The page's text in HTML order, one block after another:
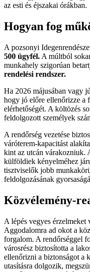
az esti és éjszakai órákban.
Hogyan fog
A pozsonyi
500 ügyfél. A múltból
munkahely szigorúan
rendelési rendszer.
Ha 2026 májusában vagy
hogy jó előre ellenőrizze a
elérhetőségét. A költözés
feldolgozott személyek
A rendőrség vezetése
váróterem-kapacitást
kint az utcán várakozniuk.
külföldiek kényelméhez
tisztviselők jobb
feldolgozásának
Közvélemény-
A lépés vegyes
Aggodalomra ad okot a
forgalom. A rendőrséggel
városrész biztosította a
ellenőrizni a biztonságot a
utasításra dolgozik,